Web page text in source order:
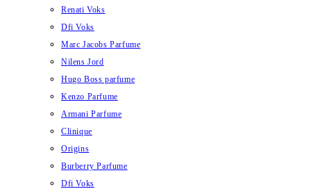
Renati Voks
Dfi Voks
Marc Jacobs Parfume
Nilens Jord
Hugo Boss parfume
Kenzo Parfume
Armani Parfume
Clinique
Origins
Burberry Parfume
Dfi Voks